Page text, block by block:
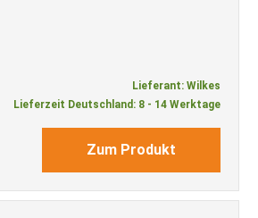
Lieferant: Wilkes
Lieferzeit Deutschland: 8 - 14 Werktage
Zum Produkt